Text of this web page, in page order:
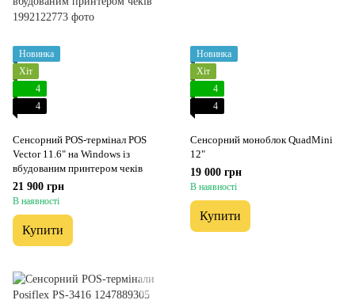
Новинка
Хіт
4
4
Сенсорний POS-термінал POS
Vector 11.6" на Windows із
вбудованим принтером чеків
21 900 грн
В наявності
Купити
Новинка
Хіт
4
4
Сенсорний моноблок QuadMini
12"
19 000 грн
В наявності
Купити